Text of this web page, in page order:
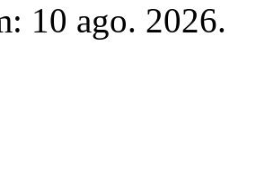
10 ago. 2026.